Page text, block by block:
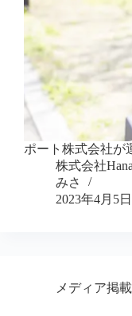
ポート株式会社
株式会社
みさ
2023年4月5日
メディア掲載